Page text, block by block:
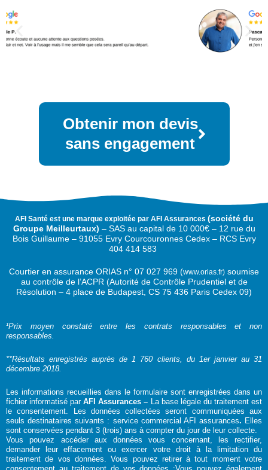
Obtenir mon devis
sans engagement
AFI Santé est une marque exploitée par AFI Assurances (société du
Groupe Meilleurtaux) – SAS au capital de 10 000€ – 12 rue du
Bois Guillaume – 91055 Evry Courcouronnes Cedex – RCS Evry
404 414 583
Courtier en assurance ORIAS n° 07 027 969 (www.orias.fr) soumise
au contrôle de l’ACPR (Autorité de Contrôle Prudentiel et de
Résolution – 4 place de Budapest, CS 75 436 Paris Cedex 09)
¹Prix moyen constaté entre les contrats responsables et non
responsables.
**Résultats enregistrés auprès de 1 760 clients, du 1er janvier au 31
décembre 2018.
Les informations recueillies dans le formulaire sont enregistrées dans un
fichier informatisé parAFI Assurances – La base légale du traitement est
le consentement. Les données collectées seront communiquées aux
seuls destinataires suivants : service commercial AFI assurances. Elles
sont conservées pendant 3 (trois) ans à compter du jour de leur collecte.
Vous pouvez accéder aux données vous concernant, les rectifier,
demander leur effacement ou exercer votre droit à la limitation du
traitement de vos données. Vous pouvez retirer à tout moment votre